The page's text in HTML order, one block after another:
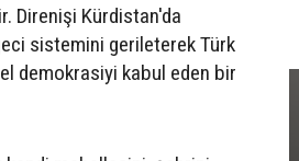
Direnişi Kürdistan'da
sistemini gerileterek Türk
demokrasiyi kabul eden bir